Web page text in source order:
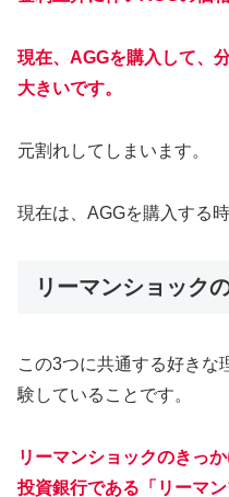
現在、AGGを購入して、
大きいです。
元割れしてしまいます。
現在は、AGGを購入する
リーマンショック
この3つに共通する好きな
験していることです。
リーマンショックのきっ
投資銀行である「リーマ